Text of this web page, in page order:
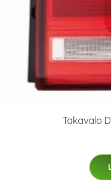
Takavalo